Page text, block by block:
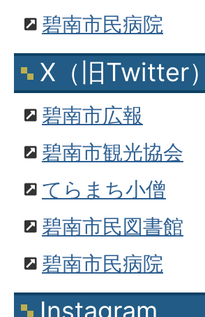
碧南市民病院
X（旧Twitter）
碧南市広報
碧南市観光協会
てらまち小僧
碧南市民図書館
碧南市民病院
Instagram